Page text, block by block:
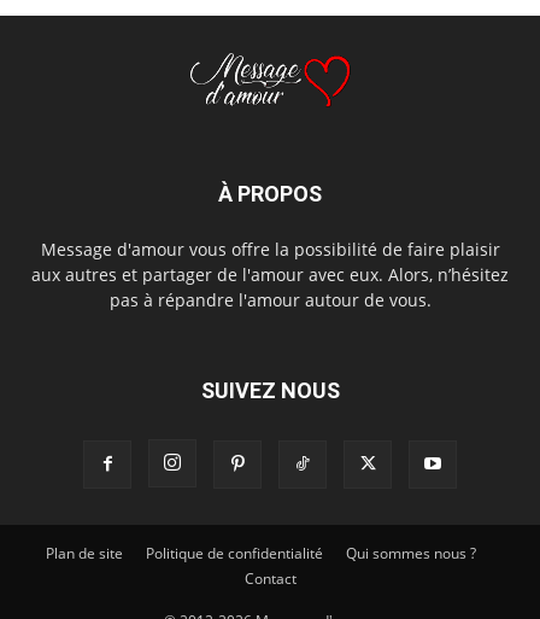
À PROPOS
Message d'amour vous offre la possibilité de faire plaisir
aux autres et partager de l'amour avec eux. Alors, n’hésitez
pas à répandre l'amour autour de vous.
SUIVEZ NOUS
Plan de site Politique de confidentialité
Qui sommes nous ?
Contact